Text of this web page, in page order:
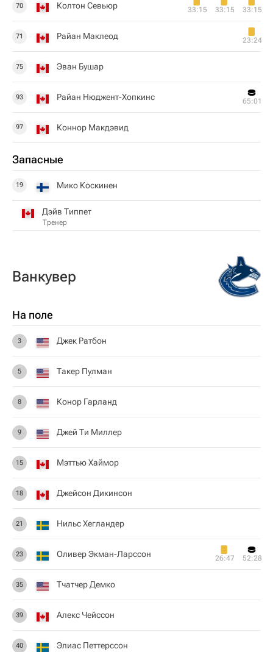
70 Колтон Севьюр 33:15 33:15 33:15
71 Райан Маклеод 23:24
75 Эван Бушар
93 Райан Нюджент-Хопкинс 65:01
97 Коннор Макдэвид
Запасные
19 Мико Коскинен
Дэйв Типпет
Тренер
Ванкувер
На поле
3 Джек Ратбон
5 Такер Пулман
8 Конор Гарланд
9 Джей Ти Миллер
15 Мэттью Хаймор
18 Джейсон Дикинсон
21 Нильс Хегландер
23 Оливер Экман-Ларссон 26:47 52:28
35 Тчатчер Демко
39 Алекс Чейссон
40 Элиас Петтерссон